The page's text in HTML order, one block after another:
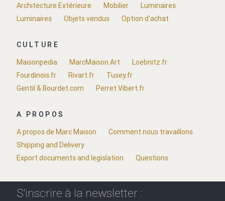
Architecture Extérieure
Mobilier
Luminaires
Luminaires
Objets vendus Option d'achat
CULTURE
Maisonpedia
MarcMaison.Art
Loebnitz.fr
Fourdinois.fr
Rivart.fr
Tusey.fr
Gentil & Bourdet.com
Perret Vibert.fr
A PROPOS
A propos de Marc Maison
Comment nous travaillons
Shipping and Delivery
Export documents and legislation
Questions
S'inscrire à la newsletter :